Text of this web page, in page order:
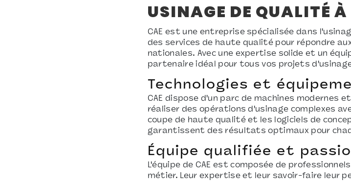
USINAGE DE QUALITÉ
CAE est une entreprise spécialisée dans
des services de haute qualité pour répondre
nationales. Avec une expertise solide et un
partenaire idéal pour tous vos projets
Technologies et
CAE dispose d'un parc de machines
réaliser des opérations d'usinage complexes
coupe de haute qualité et les logiciels de
garantissent des résultats optimaux pour
Équipe qualifiée et
L'équipe de CAE est composée de
métier. Leur expertise et leur savoir-faire leur